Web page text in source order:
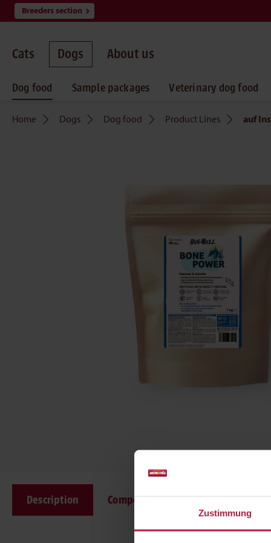
Zustimmung
Skip to main navigation
Breeders section
Cats Dogs About us
Dog food Sample packages Veterinary dog food
Home Dogs Dog food Product Lines auf
Description Composition